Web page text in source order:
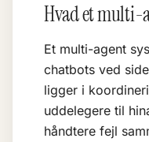
Hvad et multi-
Et multi-agent
chatbots ved
ligger i
uddelegere til
håndtere fejl